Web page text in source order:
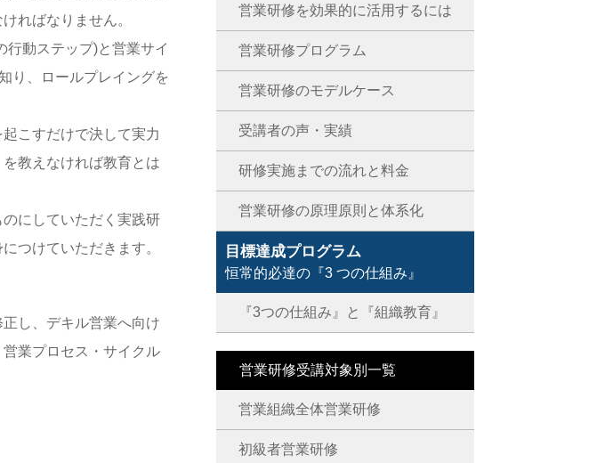
ればなりません。
動ステップ)と営業サイ
り、ロールプレイングを
こすだけで決して実力
教えなければ教育とは
にしていただく実践研
つけていただきます。
し、デキル営業へ向け
業プロセス・サイクル
営業研修を効果的に活用するには
営業研修プログラム
営業研修のモデルケース
受講者の声・実績
研修実施までの流れと料金
営業研修の原理原則と体系化
目標達成プログラム
恒常的必達の『3 つの仕組み』
『3つの仕組み』と『組織教育』
営業研修受講対象別一覧
営業組織全体営業研修
初級者営業研修